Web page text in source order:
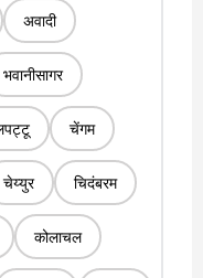
अवादी
भवानीसागर
चेंगम
चेय्युर चिदंबरम
कोलाचल